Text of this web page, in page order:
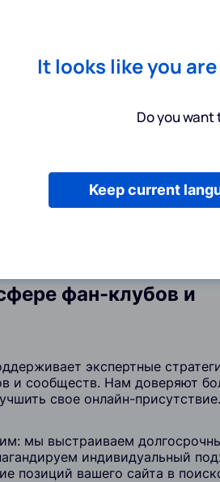
are using
фан-клубов и
экспертные
и сообществ. Нам доверяют
свое онлайн-присутствие.
мы выстраиваем
индивидуальный
позиций вашего сайта в
It looks like you
Do you
Keep current